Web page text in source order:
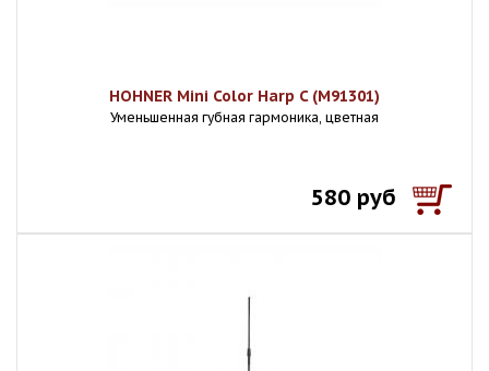
HOHNER Mini Color Harp C (M91301)
Уменьшенная губная гармоника, цветная
580 руб